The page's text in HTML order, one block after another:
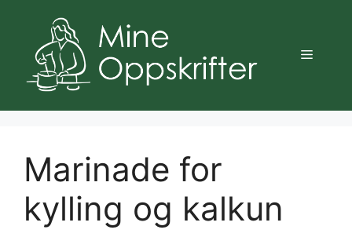
innhold
Meny
Marinade for
kylling og kalkun